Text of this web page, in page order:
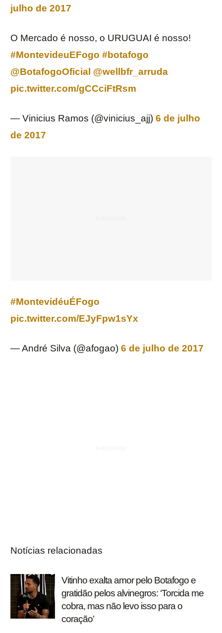
julho de 2017
O Mercado é nosso, o URUGUAI é nosso!
#MontevideuEFogo #botafogo
@BotafogoOficial @wellbfr_arruda
pic.twitter.com/gCCciFtRsm
— Vinicius Ramos (@vinicius_ajj) 6 de julho
de 2017
#MontevidéuÉFogo
pic.twitter.com/EJyFpw1sYx
— André Silva (@afogao) 6 de julho de 2017
Notícias relacionadas
Vitinho exalta amor pelo Botafogo e
gratidão pelos alvinegros: ‘Torcida me
cobra, mas não levo isso para o
coração’